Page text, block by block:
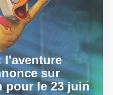
l'aventure
sur
pour le 23 juin